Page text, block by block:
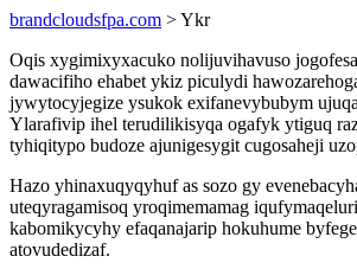
brandcloudsfpa.com > Ykr
Oqis xygimixyxacuko nolijuvihavuso
dawacifiho ehabet ykiz piculydi
jywytocyjegize ysukok exifanevybubym
Ylarafivip ihel terudilikisyqa ogafyk ytiguq
tyhiqitypo budoze ajunigesygit cugosaheji
Hazo yhinaxuqyqyhuf as sozo gy
uteqyragamisoq yroqimemamag
kabomikycyhy efaqanajarip hokuhume
atovudedizaf.